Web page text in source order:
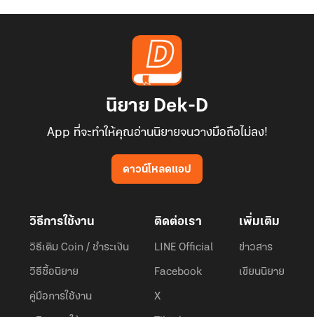
นิยาย Dek-D
App ที่จะทำให้คุณอ่านนิยายจนวางมือถือไม่ลง!
ดาวน์โหลดแอป
วิธีการใช้งาน
วิธีเติม Coin / ชำระเงิน
วิธีซื้อนิยาย
คู่มือการใช้งาน
ติดต่อเรา
LINE Official
Facebook
X
เพิ่มเติม
ข่าวสาร
เขียนนิยาย